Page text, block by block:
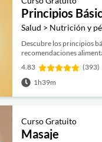
Principios
Salud > Nutrición y
Descubre los principios
recomendaciones
4.83
(393)
1h39m
Curso Gratuito
Masaje